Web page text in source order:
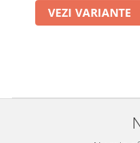
VEZI VARIANTE